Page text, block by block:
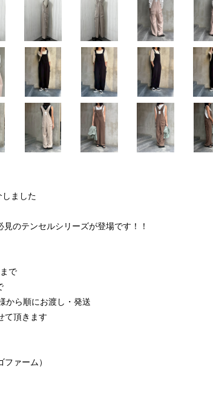
ました
のテンセルシリーズが登場です！！
で
から順にお渡し・発送
て頂きます
ァーム）